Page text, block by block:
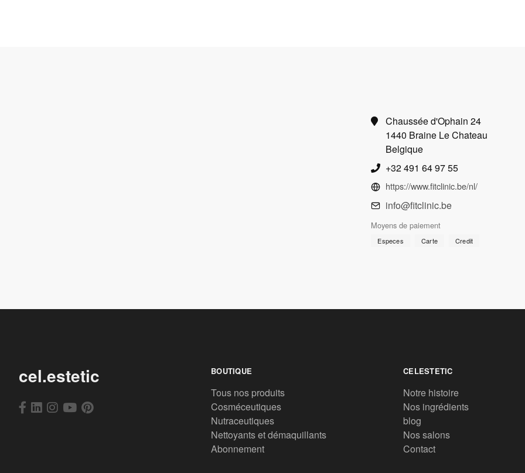
Chaussée d'Ophain 24
1440 Braine Le Chateau
Belgique
+32 491 64 97 55
https://www.fitclinic.be/nl/
info@fitclinic.be
Moyens de paiement
Especes Carte Credit
cel.estetic BOUTIQUE
Tous nos produits
Cosméceutiques
Nutraceutiques
Nettoyants et démaquillants
Abonnement
CELESTETIC
Notre histoire
Nos ingrédients
blog
Nos salons
Contact